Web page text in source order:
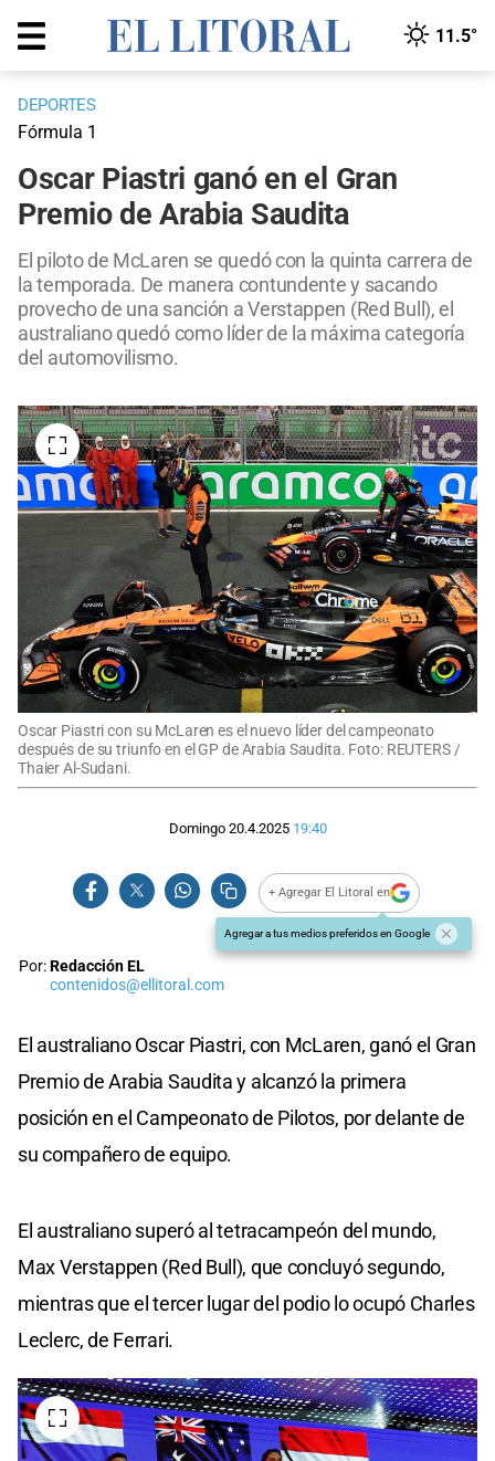
11.5°
DEPORTES
Fórmula 1
Oscar Piastri ganó en el Gran
Premio de Arabia Saudita
El piloto de McLaren se quedó con la quinta carrera de
la temporada. De manera contundente y sacando
provecho de una sanción a Verstappen (Red Bull), el
australiano quedó como líder de la máxima categoría
del automovilismo.
Oscar Piastri con su McLaren es el nuevo líder del campeonato
después de su triunfo en el GP de Arabia Saudita. Foto: REUTERS /
Thaier Al-Sudani.
Domingo 20.4.2025 19:40
+ Agregar El Litoral en
Agregar a tus medios preferidos en Google
Por:Redacción EL
contenidos@ellitoral.com
El australiano Oscar Piastri, con McLaren, ganó el Gran
Premio de Arabia Saudita y alcanzó la primera
posición en el Campeonato de Pilotos, por delante de
su compañero de equipo.
El australiano superó al tetracampeón del mundo,
Max Verstappen (Red Bull), que concluyó segundo,
mientras que el tercer lugar del podio lo ocupó Charles
Leclerc, de Ferrari.